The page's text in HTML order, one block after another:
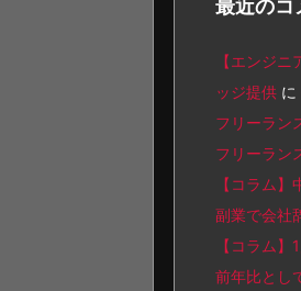
最近のコ
【エンジ
ッジ提供 に
フリーラン
フリーラン
【コラム
副業で会社
【コラム
前年比とし